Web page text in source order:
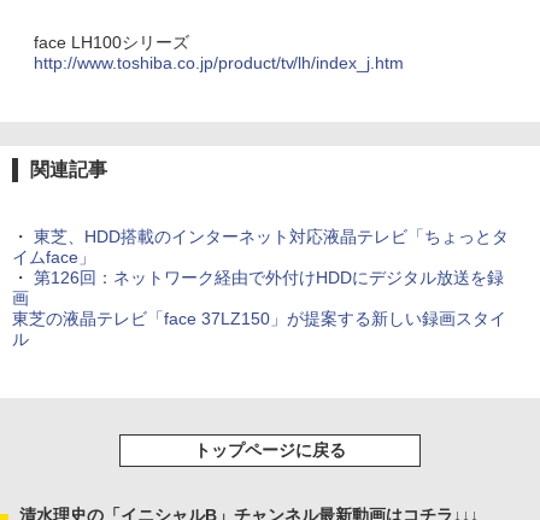
face LH100シリーズ
http://www.toshiba.co.jp/product/tv/lh/index_j.htm
関連記事
・ 東芝、HDD搭載のインターネット対応液晶テレビ「ちょっとタ
イムface」
・ 第126回：ネットワーク経由で外付けHDDにデジタル放送を録
画
東芝の液晶テレビ「face 37LZ150」が提案する新しい録画スタイ
ル
トップページに戻る
清水理史の「イニシャルB」チャンネル最新動画はコチラ↓↓↓